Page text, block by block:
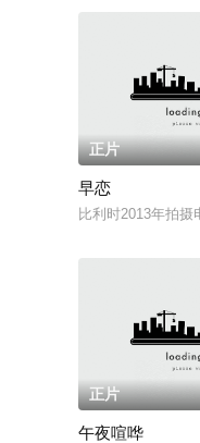
正片
早恋
比利时2013年拍
正片
午夜喧哗